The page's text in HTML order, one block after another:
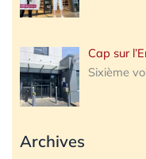
Cap sur
Sixième
Archives